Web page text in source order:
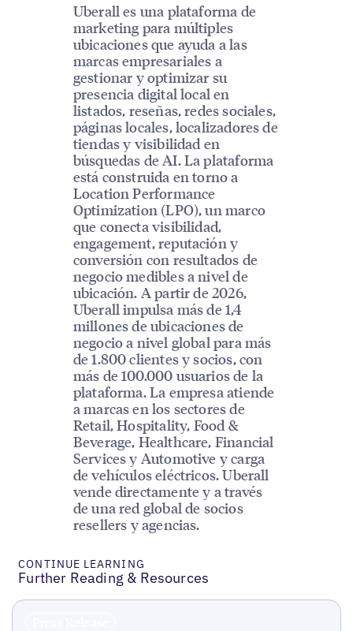
Uberall es una plataforma de
marketing para múltiples
ubicaciones que ayuda a las
marcas empresariales a
gestionar y optimizar su
presencia digital local en
listados, reseñas, redes sociales,
páginas locales, localizadores de
tiendas y visibilidad en
búsquedas de AI. La plataforma
está construida en torno a
Location Performance
Optimization (LPO), un marco
que conecta visibilidad,
engagement, reputación y
conversión con resultados de
negocio medibles a nivel de
ubicación. A partir de 2026,
Uberall impulsa más de 1,4
millones de ubicaciones de
negocio a nivel global para más
de 1.800 clientes y socios, con
más de 100.000 usuarios de la
plataforma. La empresa atiende
a marcas en los sectores de
Retail, Hospitality, Food &
Beverage, Healthcare, Financial
Services y Automotive y carga
de vehículos eléctricos. Uberall
vende directamente y a través
de una red global de socios
resellers y agencias.
CONTINUE LEARNING
Further Reading & Resources